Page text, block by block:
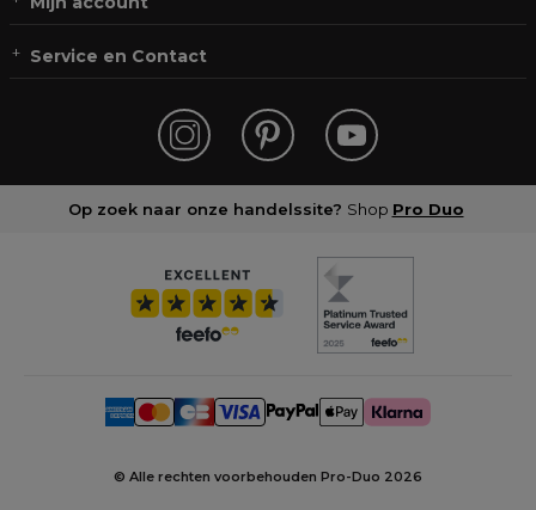
Service en Contact
Op zoek naar onze handelssite? Shop Pro Duo
© Alle rechten voorbehouden Pro-Duo 2026